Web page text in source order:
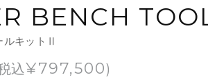
BENCH
ルキットⅡ
込¥797,500)